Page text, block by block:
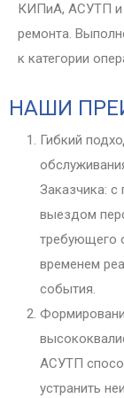
КИПиА, АСУТП и
ремонта.
к категории
НАШИ
Гибкий
Заказчика: с
выездом
требующего
временем
события.
АСУТП
устранить